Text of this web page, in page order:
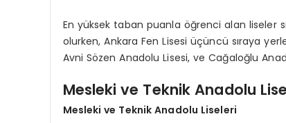
En yüksek taban puanla öğrenci alan liseler
olurken, Ankara Fen Lisesi üçüncü sıraya
Avni Sözen Anadolu Lisesi, ve Cağaloğlu
Mesleki ve Teknik Anadolu
Mesleki ve Teknik Anadolu Liseleri